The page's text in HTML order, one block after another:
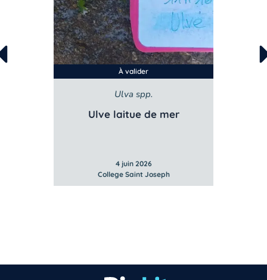
À valider
Ulva spp.
Ulve laitue de mer
4 juin 2026
College Saint Joseph